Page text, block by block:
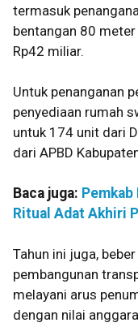
termasuk
bentangan 80
Rp42 miliar.
Untuk penanganan
penyediaan rumah
untuk 174 unit dari
dari APBD
Baca juga: Pemkab
Ritual Adat Akhiri
Tahun ini juga,
pembangunan
melayani arus
dengan nilai